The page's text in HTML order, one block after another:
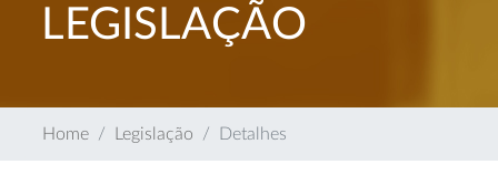
LEGISLAÇÃO
Home Legislação Detalhes